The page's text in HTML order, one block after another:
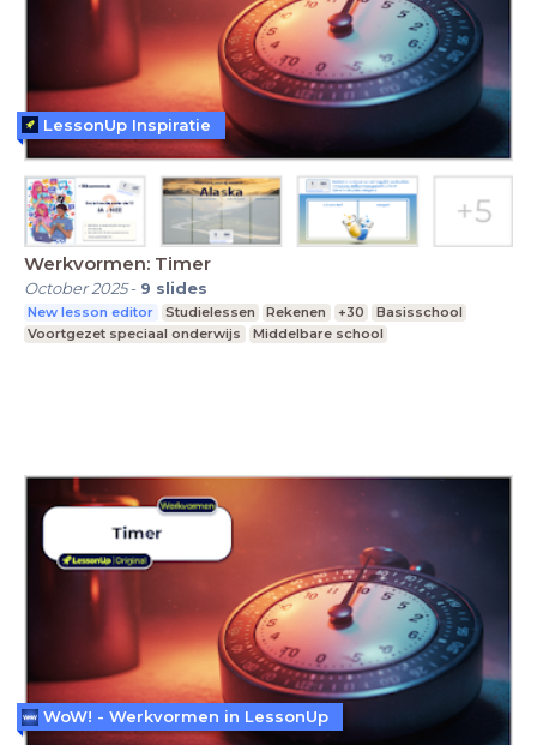
Werkvormen: Timer
October 2025- 9 slides
New lesson editor Studielessen Rekenen +30
Basisschool
Voortgezet speciaal onderwijs
Middelbare school
LessonUp Inspiratie
WoW! - Werkvormen in LessonUp